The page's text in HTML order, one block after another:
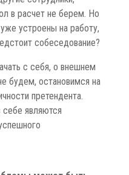
в расчет не берем. Но
устроены на работу,
собеседование?
с себя, о внешнем
будем, остановимся на
претендента.
себе являются